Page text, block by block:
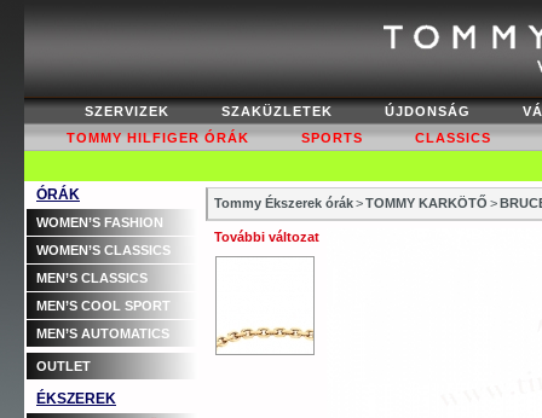
SZERVIZEK SZAKÜZLETEK ÚJDONSÁG
TOMMY HILFIGER ÓRÁK
SPORTS CLASSICS
ÓRÁK
WOMEN’S FASHION
WOMEN’S CLASSICS
MEN’S CLASSICS
MEN’S COOL SPORT
MEN’S AUTOMATICS
OUTLET
ÉKSZEREK
Tommy Ékszerek órák>TOMMY KARKÖTŐ >
További változat